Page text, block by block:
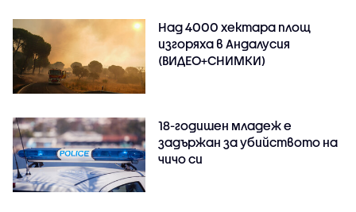
Над 4000 хектара площ
изгоряха в Андалусия
(ВИДЕО+СНИМКИ)
18-годишен младеж е
задържан за убийството на
чичо си